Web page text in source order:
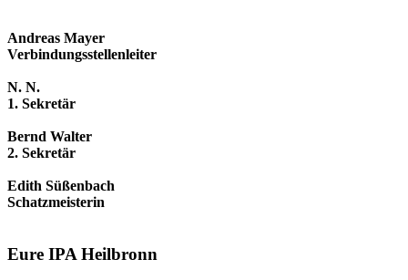
Andreas Mayer
Verbindungsstellenleiter
N. N.
1. Sekretär
Bernd Walter
2. Sekretär
Edith Süßenbach
Schatzmeisterin
Eure IPA Heilbronn